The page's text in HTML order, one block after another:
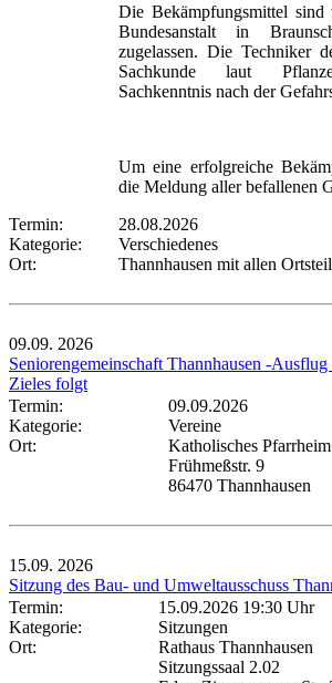
Die Bekämpfungsmittel
Bundesanstalt in
zugelassen. Die Techniker
Sachkunde laut
Sachkenntnis nach der
Um eine erfolgreiche
die Meldung aller befallenen
Termin:
28.08.2026
Kategorie:
Verschiedenes
Ort:
Thannhausen mit allen
09.09. 2026
Seniorengemeinschaft Thannhausen -
Zieles folgt
Termin:
09.09.2026
Kategorie:
Vereine
Ort:
Katholisches Pfarrheim
Frühmeßstr. 9
86470 Thannhausen
15.09. 2026
Sitzung des Bau- und Umweltausschuss
Termin:
15.09.2026 19:30 Uhr
Kategorie:
Sitzungen
Ort:
Rathaus Thannhausen
Sitzungssaal 2.02